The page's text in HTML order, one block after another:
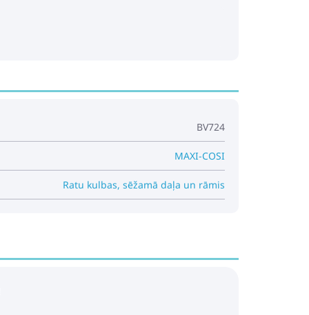
BV724
MAXI-COSI
Ratu kulbas, sēžamā daļa un rāmis